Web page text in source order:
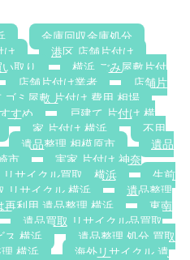
金庫回収金庫処分
け
港区 店舗片付け
取り
横浜 ごみ屋敷片付
店舗片付け業者
店舗片
ゴミ屋敷 片付け 費用 相場
すめ
戸建て 片付け 横
家 片付け 横浜
不用
遺品整理 相模原市
遺品
市
実家 片付け 神奈
リサイクル買取 横浜
生前
リサイクル 横浜
遺品整理
再利用 遺品整理 横浜
東南
遺品買取 リサイクル品買取
ス 横浜
遺品整理 処分 買取
横浜
海外リサイクル 遺